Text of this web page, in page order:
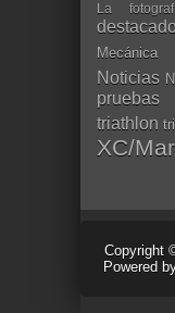
La
Mecánica
Noticias
pruebas
triathlon
XC/
Copyright
Powered